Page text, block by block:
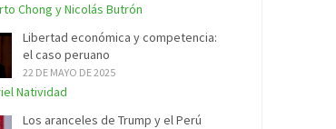
Chong y Nicolás Butrón
Libertad económica y competencia:
el caso peruano
22 DE MAYO DE 2025
Natividad
Los aranceles de Trump y el Perú